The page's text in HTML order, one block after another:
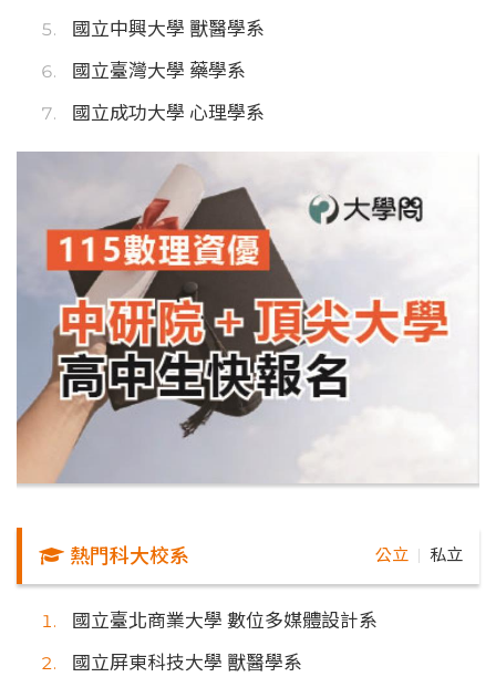
國立中興大學 獸醫學系
國立臺灣大學 藥學系
國立成功大學 心理學系
熱門科大校系 公立 私立
國立臺北商業大學 數位多媒體設計系
國立屏東科技大學 獸醫學系